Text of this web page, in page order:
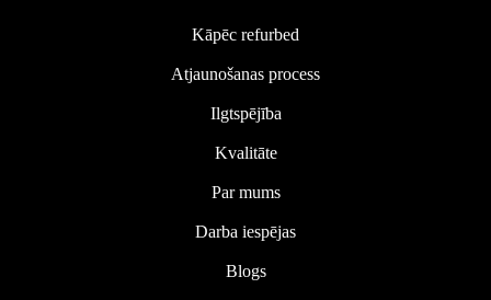
Kāpēc refurbed
Atjaunošanas process
Ilgtspējība
Kvalitāte
Par mums
Darba iespējas
Blogs